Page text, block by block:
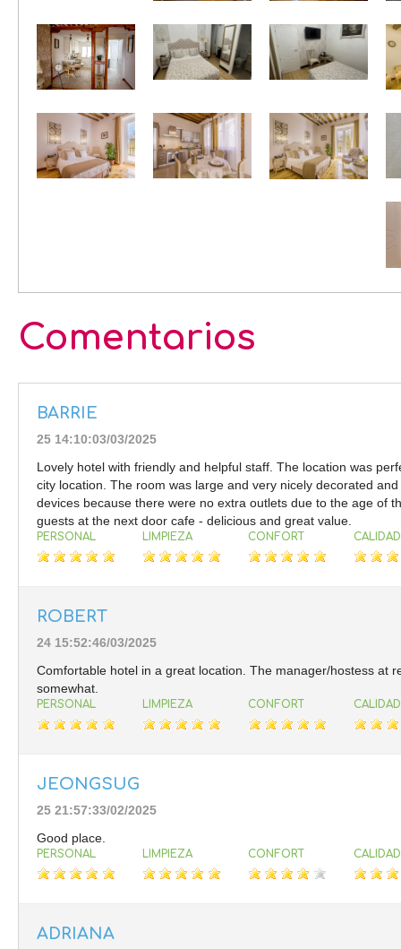
Comentarios
BARRIE
25 14:10:03/03/2025
Lovely hotel with friendly and helpful staff. The location was
city location. The room was large and very nicely decorated
devices because there were no extra outlets due to the age of
guests at the next door cafe - delicious and great value.
PERSONAL LIMPIEZA CONFORT
ROBERT
24 15:52:46/03/2025
Comfortable hotel in a great location. The manager/hostess at
somewhat.
PERSONAL LIMPIEZA CONFORT
JEONGSUG
25 21:57:33/02/2025
Good place.
PERSONAL LIMPIEZA CONFORT
ADRIANA